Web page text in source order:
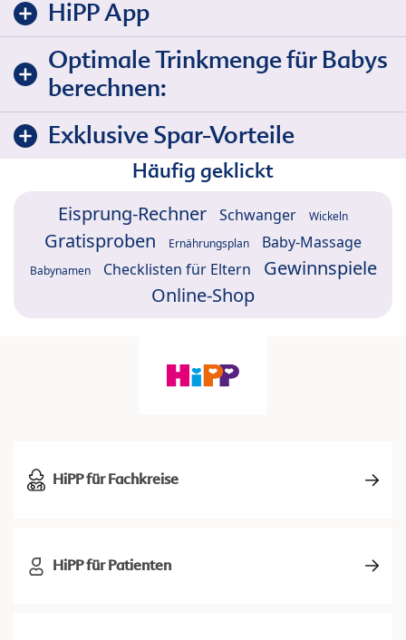
HiPP App
Optimale Trinkmenge für Babys
berechnen:
Exklusive Spar-Vorteile
Häufig geklickt
Eisprung-Rechner Schwanger Wickeln
Gratisproben Ernährungsplan Baby-Massage
Babynamen Checklisten für Eltern
Gewinnspiele
Online-Shop
HiPP für Fachkreise
HiPP für Patienten